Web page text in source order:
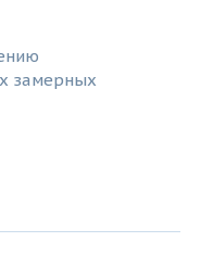
замерных